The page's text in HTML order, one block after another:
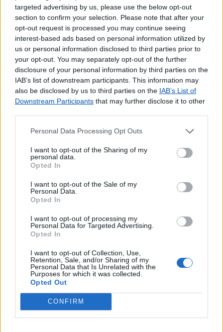
targeted advertising by us, please use the below opt-out
section to confirm your selection. Please note that after your
opt-out request is processed you may continue seeing
interest-based ads based on personal information utilized by
us or personal information disclosed to third parties prior to
your opt-out. You may separately opt-out of the further
disclosure of your personal information by third parties on the
IAB’s list of downstream participants. This information may
also be disclosed by us to third parties on the IAB’s List of
Downstream Participants that may further disclose it to other
Personal Data Processing Opt Outs
I want to opt-out of the Sharing of my
personal data.
Opted In
I want to opt-out of the Sale of my
Personal Data.
Opted In
I want to opt-out of processing my
Personal Data for Targeted Advertising.
Opted In
I want to opt-out of Collection, Use,
Retention, Sale, and/or Sharing of my
Personal Data that Is Unrelated with the
Purposes for which it was collected.
Opted Out
CONFIRM
Pagamento de Impostos
Pagamento de Portagens
Pagamento de Vales
Outros Serviços
Bilhetes para Espetáculos
Carregamento de Telemóveis
Cartão de Portagens Toll card